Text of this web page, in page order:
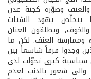
والعنف وصوّره كجنة عدن
يتخلّص يهود الشتات
والخوف, ويطلقون العنان
وممارسة العنف. لكن ما
وجدوا فرقاً شاسعاً بين
سياسية كبرى تحوّلت لدى
والى شعور بالذنب لعدم